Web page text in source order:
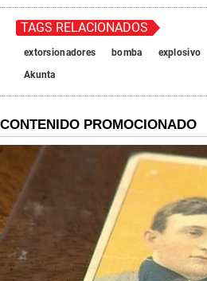
TAGS RELACIONADOS
extorsionadores bomba explosivo
Akunta